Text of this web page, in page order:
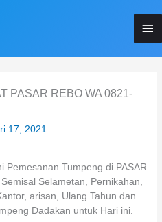
PASAR REBO WA 0821-
17, 2021
Pemesanan Tumpeng di PASAR
Selametan, Pernikahan,
arisan, Ulang Tahun dan
Dadakan untuk Hari ini.